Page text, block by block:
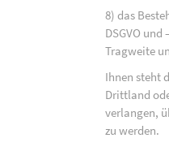
8) das
DSGVO
Tragweite
Ihnen steht
Drittland
verlangen,
zu werden.